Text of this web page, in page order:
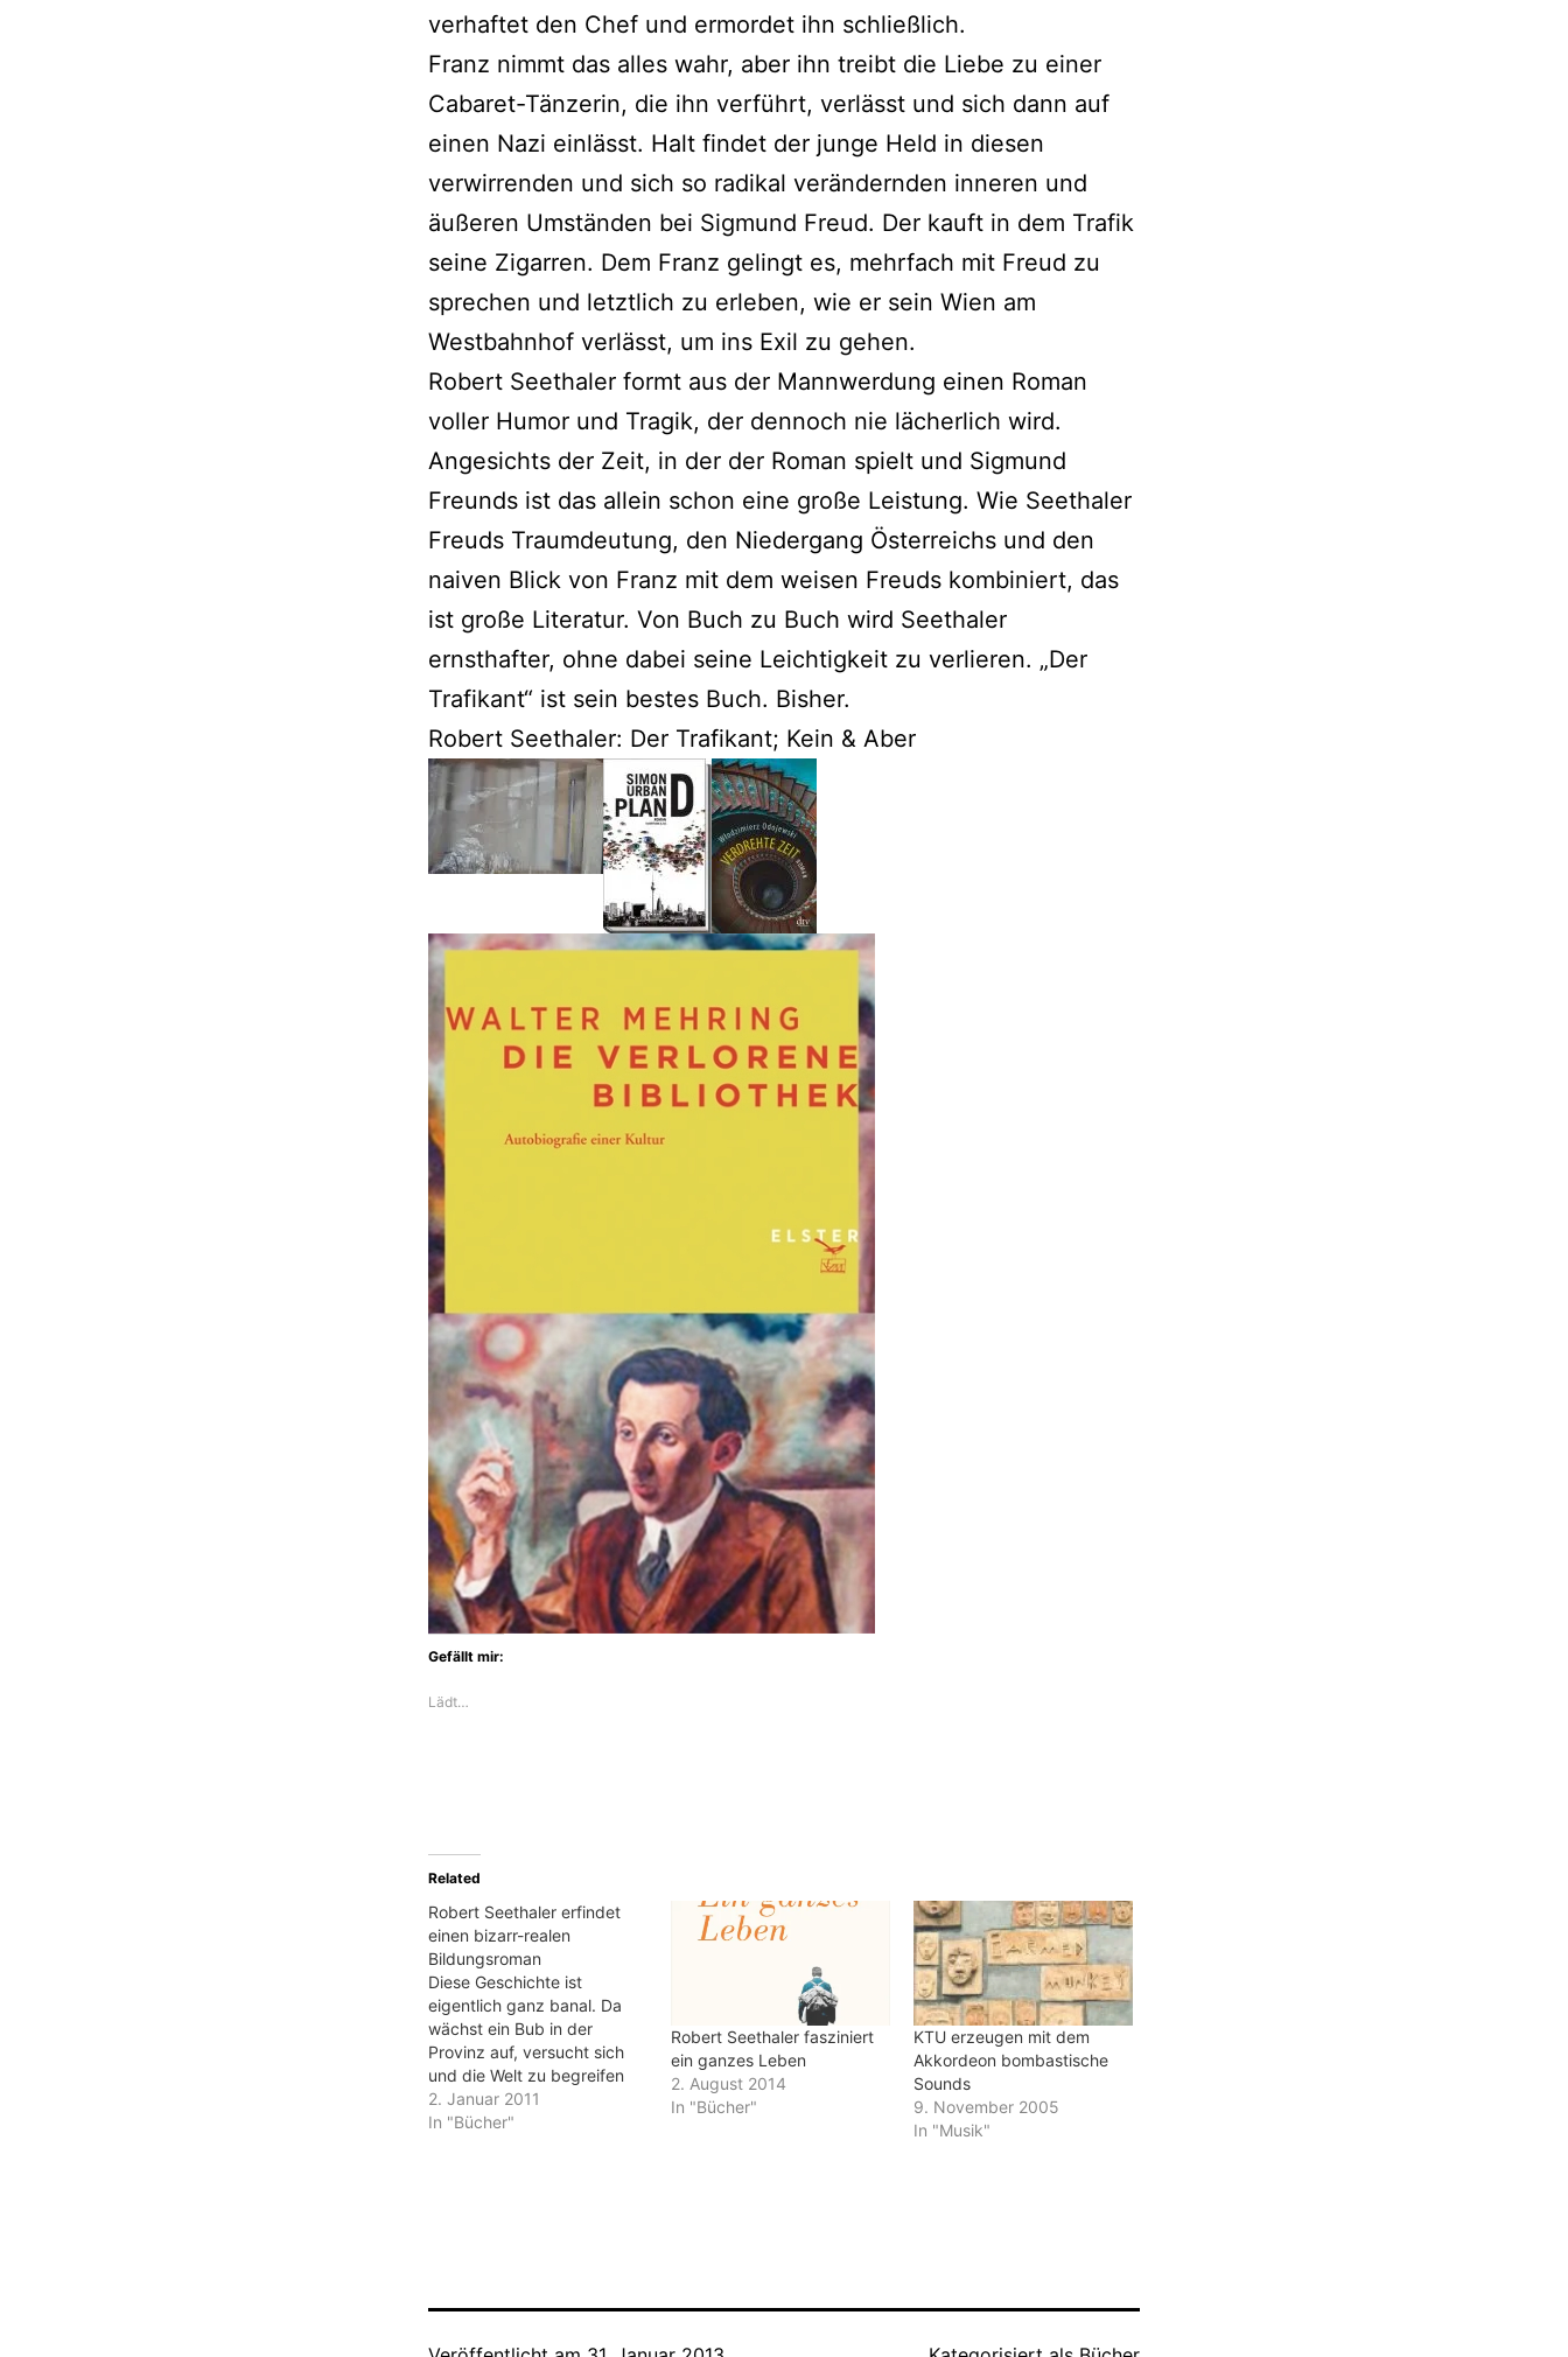
verhaftet den Chef und ermordet ihn schließlich.
Franz nimmt das alles wahr, aber ihn treibt die Liebe zu einer
Cabaret-Tänzerin, die ihn verführt, verlässt und sich dann auf
einen Nazi einlässt. Halt findet der junge Held in diesen
verwirrenden und sich so radikal verändernden inneren und
äußeren Umständen bei Sigmund Freud. Der kauft in dem Trafik
seine Zigarren. Dem Franz gelingt es, mehrfach mit Freud zu
sprechen und letztlich zu erleben, wie er sein Wien am
Westbahnhof verlässt, um ins Exil zu gehen.
Robert Seethaler formt aus der Mannwerdung einen Roman
voller Humor und Tragik, der dennoch nie lächerlich wird.
Angesichts der Zeit, in der der Roman spielt und Sigmund
Freunds ist das allein schon eine große Leistung. Wie Seethaler
Freuds Traumdeutung, den Niedergang Österreichs und den
naiven Blick von Franz mit dem weisen Freuds kombiniert, das
ist große Literatur. Von Buch zu Buch wird Seethaler
ernsthafter, ohne dabei seine Leichtigkeit zu verlieren. „Der
Trafikant“ ist sein bestes Buch. Bisher.
Robert Seethaler: Der Trafikant; Kein & Aber
Gefällt mir:
Lädt…
Related
Robert Seethaler erfindet
einen bizarr-realen
Bildungsroman
Diese Geschichte ist
eigentlich ganz banal. Da
wächst ein Bub in der
Provinz auf, versucht sich
und die Welt zu begreifen
und scheitert an ihr. Bis er
das Theater für sich
2. Januar 2011
In "Bücher"
Robert Seethaler fasziniert
ein ganzes Leben
2. August 2014
In "Bücher"
KTU erzeugen mit dem
Akkordeon bombastische
Sounds
9. November 2005
In "Musik"